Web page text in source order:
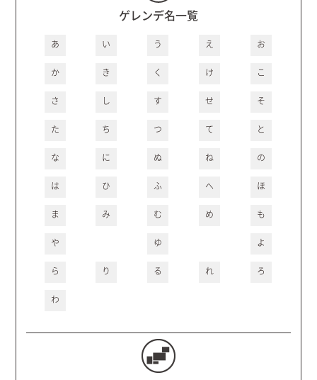
ゲレンデ名一覧
あ い う え お
か き く け こ
さ し す せ そ
た ち つ て と
な に ぬ ね の
は ひ ふ へ ほ
ま み む め も
や ゆ よ
ら り る れ ろ
わ